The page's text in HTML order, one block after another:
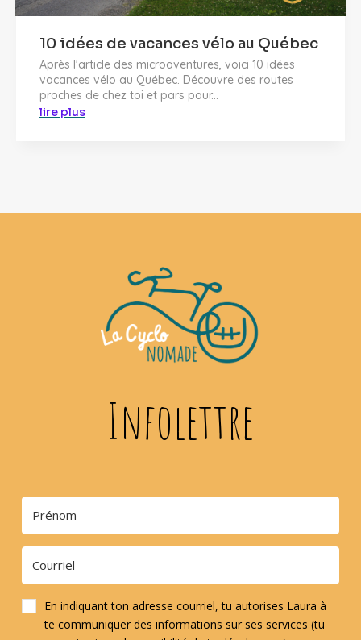
10 idées de vacances vélo au Québec
Après l'article des microaventures, voici 10 idées
vacances vélo au Québec. Découvre des routes
proches de chez toi et pars pour...
lire plus
Infolettre
En indiquant ton adresse courriel, tu autorises Laura à
te communiquer des informations sur ses services (tu